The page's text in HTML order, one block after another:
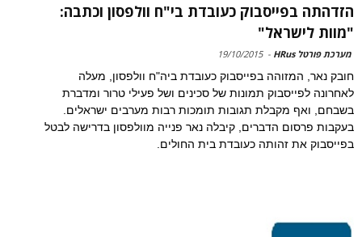
הזדהתה בפייסבוק כעובדת בי"ח וולפסון וכתבה:
"מוות לישראל"
מערכת פורטל HRus -
19/10/2015
חובק נאר, המזוהה בפייסבוק כעובדת ביה"ח וולפסון, מעלה
לאחרונה לפייסבוק תמונות של סכינים ושל פעילי טרור ומדברת
בשבחם, ואף מקבלת תגובות תומכות רבות מערבים ישראלים.
בעקבות פרסום הדברים, קיבלה נאר פנייה מוולפסון בדרישה לבטל
בפייסבוק את זהותה כעובדת בית החולים.